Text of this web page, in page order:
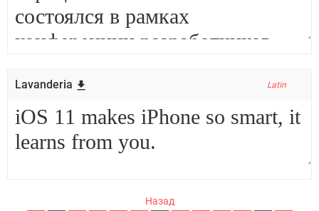
Lavanderia Latin
Назад